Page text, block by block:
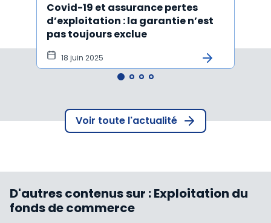
Covid-19 et assurance pertes
d’exploitation : la garantie n’est
pas toujours exclue
18 juin 2025
tôt
Voir toute l'actualité
D'autres contenus sur :Exploitation du
fonds de commerce